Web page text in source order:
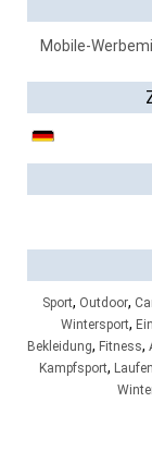
Mobile-
Sport, Outdoor,
Wintersport,
Bekleidung, Fitness,
Kampfsport, Laufen